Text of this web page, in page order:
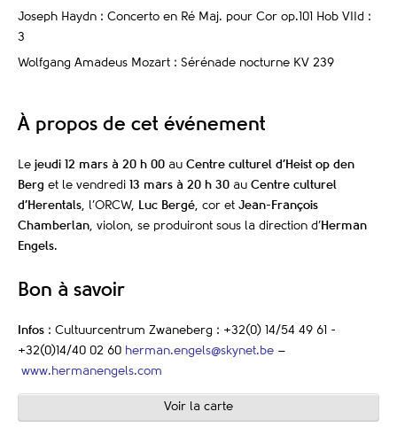
Joseph Haydn : Concerto en Ré Maj. pour Cor op.101 Hob VIId :
3
Wolfgang Amadeus Mozart : Sérénade nocturne KV 239
À propos de cet événement
Le jeudi 12 mars à 20 h 00 au Centre culturel d’Heist op den
Berg et le vendredi 13 mars à 20 h 30 au Centre culturel
d’Herentals, l’ORCW, Luc Bergé, cor et Jean-François
Chamberlan, violon, se produiront sous la direction d’ Herman
Engels.
Bon à savoir
Infos : Cultuurcentrum Zwaneberg : +32(0) 14/54 49 61 -
+32(0)14/40 02 60 herman.engels@skynet.be –
www.hermanengels.com
Voir la carte